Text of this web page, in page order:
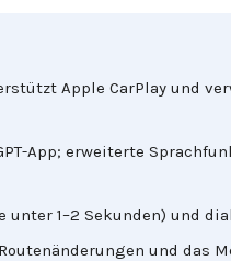
Apple CarPlay und
App; erweiterte
1–2 Sekunden) und
und das